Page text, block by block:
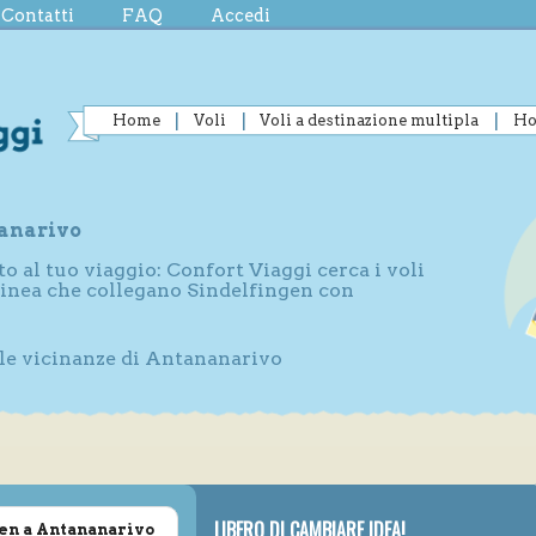
Contatti FAQ Accedi
Home Voli Voli a destinazione multipla
al tuo viaggio: Confort Viaggi cerca i voli
che collegano Sindelfingen con
vicinanze di Antananarivo
a Antananarivo LIBERO DI CAMBIARE IDEA!